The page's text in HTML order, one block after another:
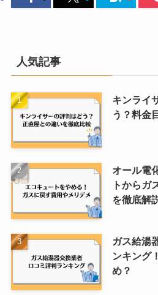
人気記事
キンライ
う？料金
オール電
トからガ
を徹底解
ガス給湯
ンキング
め？